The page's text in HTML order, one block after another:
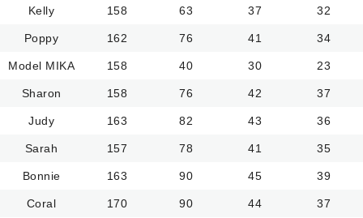
Kelly 158 63 37 32
Poppy 162 76 41 34
Model MIKA 158 40 30 23
Sharon 158 76 42 37
Judy 163 82 43 36
Sarah 157 78 41 35
Bonnie 163 90 45 39
Coral 170 90 44 37